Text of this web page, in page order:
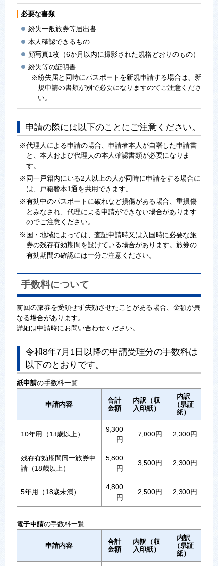
必要な書類
紛失一般旅券等届出書
本人確認できるもの
顔写真1枚（6か月以内に撮影された規格どおりのもの）
紛失等の証明書
※紛失届と同時にパスポートを新規申請する場合は、新
規申請の書類が別で必要になりますのでご注意くださ
い。
申請の際には以下のことにご注意ください。
※代理人による申請の場合、申請者本人が自署した申請書
と、本人および代理人の本人確認書類が必要になりま
す。
※同一戸籍内にいる2人以上の人が同時に申請をする場合に
は、戸籍謄本1通を共用できます。
※有効中のパスポートに破れなど損傷がある場合、重損傷
とみなされ、代理による申請ができない場合があります
のでご注意ください。
※国・地域によっては、査証申請時又は入国時に必要な旅
券の残存有効期間を設けている場合があります。旅券の
有効期間の確認には十分ご注意ください。
手数料について
前回の旅券を受領せず失効させたことがある場合、金額が異
なる場合があります。
詳細は申請時にお問い合わせください。
令和8年7月1日以降の申請受理分の手数料は
以下のとおりです。
紙申請の手数料一覧
申請内容
合計
金額
内訳（収
入印紙）
内訳
（県証
紙）
10年用（18歳以上）
9,300
円
7,000円 2,300円
残存有効期間同一旅券申
請（18歳以上）
5,800
円
3,500円 2,300円
5年用（18歳未満）
4,800
円
2,500円 2,300円
電子申請の手数料一覧
申請内容
合計
金額
内訳（収
入印紙）
内訳
（県証
紙）